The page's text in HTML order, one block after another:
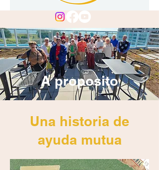
A proposito
Una historia de
ayuda mutua